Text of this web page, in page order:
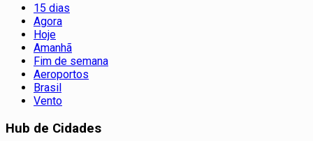
15 dias
Agora
Hoje
Amanhã
Fim de semana
Aeroportos
Brasil
Vento
Hub de Cidades